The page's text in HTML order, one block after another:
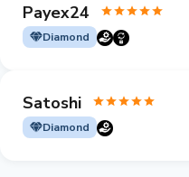
Payex24
Diamond
Satoshi
Diamond